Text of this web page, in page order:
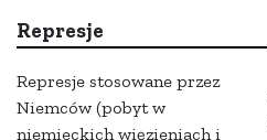
Represje
Represje stosowane przez
Niemców (pobyt w
niemieckich więzieniach i